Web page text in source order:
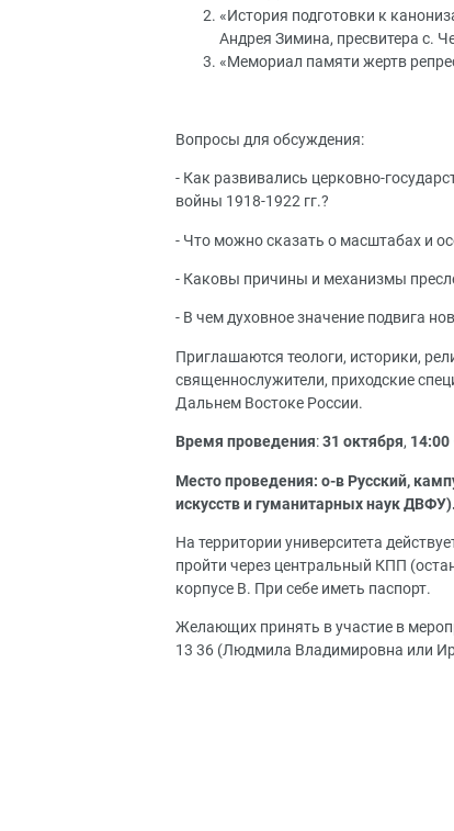
«История подготовки к
Андрея Зимина, пресвитера с.
«Мемориал памяти жертв
Вопросы для обсуждения:
- Как развивались церковно-
войны 1918-1922 гг.?
- Что можно сказать о масштабах и
- Каковы причины и механизмы
- В чем духовное значение подвига
Приглашаются теологи, историки,
священнослужители, приходские
Дальнем Востоке России.
Время проведения:31 октября, 14:00
Место проведения: о-в Русский,
искусств и гуманитарных наук ДВФУ).
На территории университета
пройти через центральный КПП
корпусе B. При себе иметь паспорт.
Желающих принять в участие в
13 36 (Людмила Владимировна или